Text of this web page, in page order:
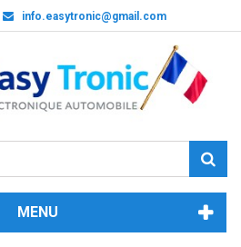
info.easytronic@gmail.com
MENU